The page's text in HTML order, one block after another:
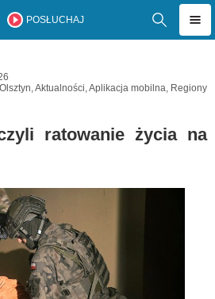
POSŁUCHAJ
Olsztyn,Aktualności,Aplikacja mobilna, Regiony
ratowanie życia na